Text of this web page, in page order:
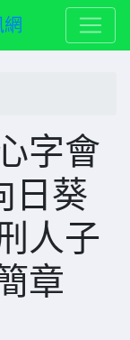
字會
日葵
人子
章